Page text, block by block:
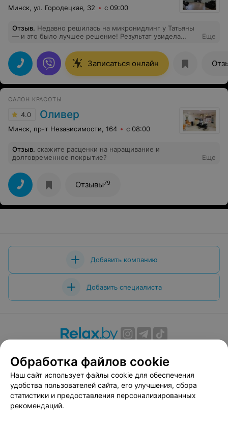
Минск, ул. Городецкая, 32 с 09:00
Отзыв. Недавно решилась на микронидлинг у Татьяны
— и это было лучшее решение! Результат увидела
сузились, а сияние просто потрясающее. Татьяна —
настоящий профессионал, всё объяснила, процедура
прошла комфортно и безболезненно. Очень рада, что
попробовала! Всем настоятельно рекомендую — не
пожалеете!
Еще
Записаться онлайн
САЛОН КРАСОТЫ
4.0 Оливер
Минск, пр-т Независимости, 164 с 08:00
Отзыв. скажите расценки на наращивание и
долговременное покрытие?
Еще
Отзывы79
Добавить компанию
Добавить специалиста
Вакансии
Публичный договор
Способы оплаты
Публичный договор по использованию сервиса
«Афиша»
Пользовательское соглашение
Обработка файлов cookie
Наш сайт использует файлы cookie для обеспечения
удобства пользователей сайта, его улучшения, сбора
статистики и предоставления персонализированных
рекомендаций.